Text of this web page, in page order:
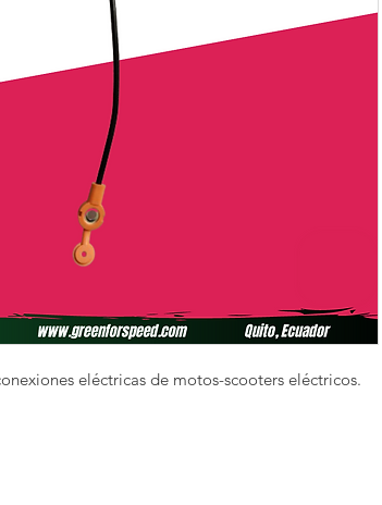
eléctricas de motos-scooters eléctricos.